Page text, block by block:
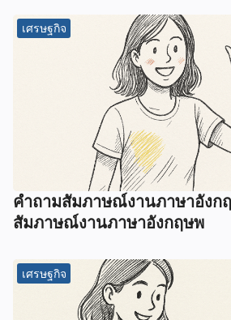
เศรษฐกิจ
คําถามสัมภาษณ์งานภาษาอังก
สัมภาษณ์งานภาษาอังกฤษพ
เศรษฐกิจ